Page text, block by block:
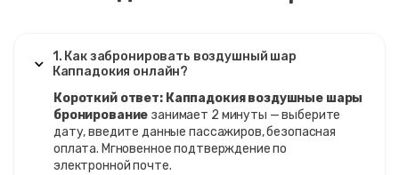
1. Как забронировать воздушный шар
Каппадокия онлайн?
Короткий ответ: Каппадокия воздушные шары
бронирование занимает 2 минуты — выберите
дату, введите данные пассажиров, безопасная
оплата. Мгновенное подтверждение по
электронной почте.